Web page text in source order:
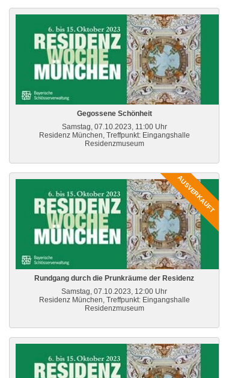
Gegossene Schönheit
Samstag, 07.10.2023, 11:00 Uhr
Residenz München, Treffpunkt: Eingangshalle
Residenzmuseum
AUSVERKAUFT
Rundgang durch die Prunkräume der Residenz
Samstag, 07.10.2023, 12:00 Uhr
Residenz München, Treffpunkt: Eingangshalle
Residenzmuseum